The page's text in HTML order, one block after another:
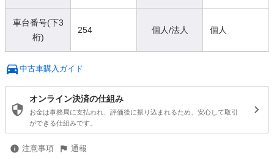
車台番号(下3
桁)
254 個人/法人 個人
中古車購入ガイド
オンライン決済の仕組み
お金は事務局に支払われ、評価後に振り込まれるため、安心して取引
ができる仕組みです。
注意事項 通報